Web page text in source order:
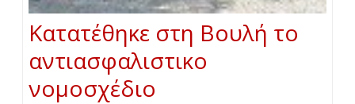
Κατατέθηκε στη Βουλή το
αντιασφαλιστικο
νομοσχέδιο